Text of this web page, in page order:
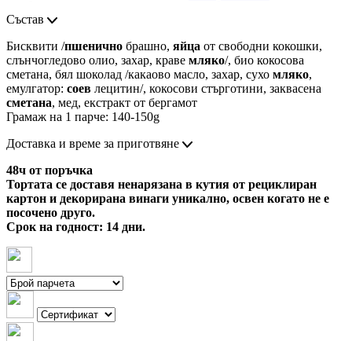
Състав
Бисквити /пшенично брашно, яйца от свободни кокошки,
слънчогледово олио, захар, краве мляко/, био кокосова
сметана, бял шоколад /какаово масло, захар, сухо мляко,
емулгатор: соев лецитин/, кокосови стърготини, заквасена
сметана, мед, екстракт от бергамот
Грамаж на 1 парче: 140-150g
Доставка и време за приготвяне
48ч от поръчка
Тортата се доставя ненарязана в кутия от рециклиран
картон и декорирана винаги уникално, освен когато не е
посочено друго.
Срок на годност: 14 дни.